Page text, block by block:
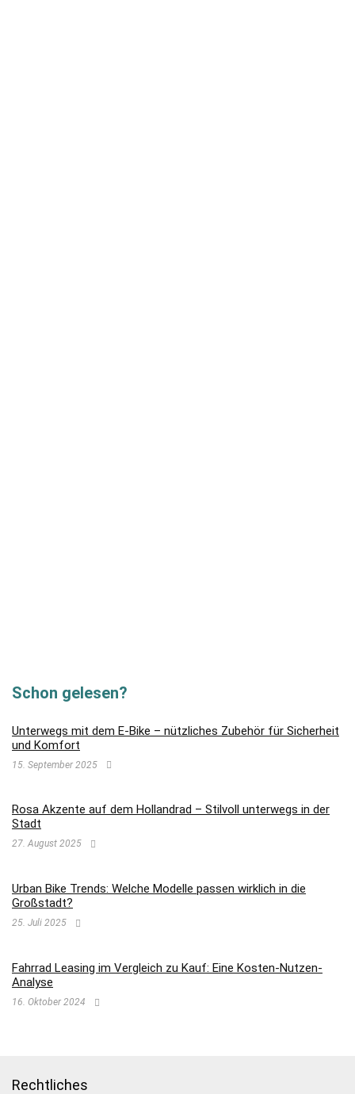
Schon gelesen?
Unterwegs mit dem E-Bike – nützliches Zubehör für Sicherheit
und Komfort
15. September 2025
Rosa Akzente auf dem Hollandrad – Stilvoll unterwegs in der
Stadt
27. August 2025
Urban Bike Trends: Welche Modelle passen wirklich in die
Großstadt?
25. Juli 2025
Fahrrad Leasing im Vergleich zu Kauf: Eine Kosten-Nutzen-
Analyse
16. Oktober 2024
Rechtliches